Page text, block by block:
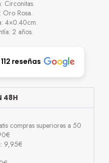
Circonitas.
Oro Rosa.
4×0.40cm.
2 años.
112 reseñas
48H
compras superiores a 50
9,95€